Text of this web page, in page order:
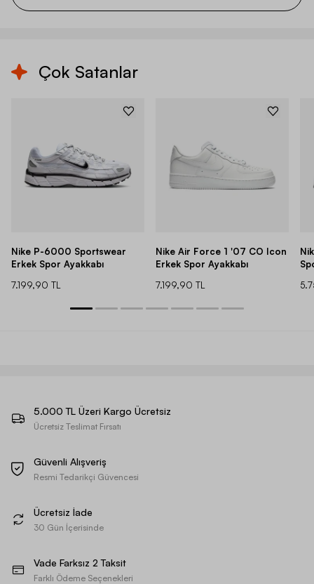
Çok Satanlar
Nike P-6000 Sportswear
Erkek Spor Ayakkabı
7.199,90 TL
Nike Air Force 1 '07 CO Icon
Erkek Spor Ayakkabı
7.199,90 TL
5.000 TL Üzeri Kargo Ücretsiz
Ücretsiz Teslimat Fırsatı
Güvenli Alışveriş
Resmi Tedarikçi Güvencesi
Ücretsiz İade
30 Gün İçerisinde
Vade Farksız 2 Taksit
Farklı Ödeme Seçenekleri